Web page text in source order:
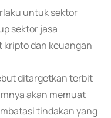
untuk sektor
sektor jasa
kripto dan keuangan
ditargetkan terbit
akan memuat
tindakan yang